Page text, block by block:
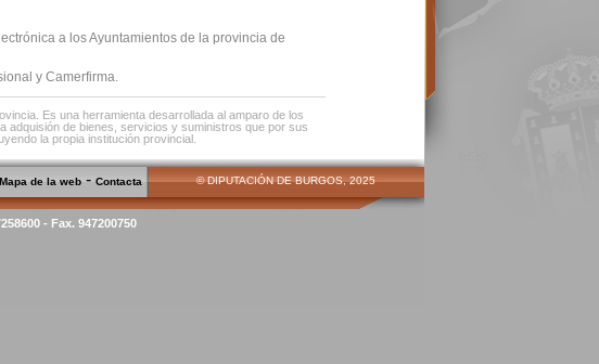
a los Ayuntamientos de la provincia de
y Camerfirma.
Es una herramienta desarrollada al amparo de los
adquisión de bienes, servicios y suministros que por sus
la propia institución provincial.
Mapa de la web -Contacta © DIPUTACIÓN DE BURGOS, 2025
- Fax. 947200750